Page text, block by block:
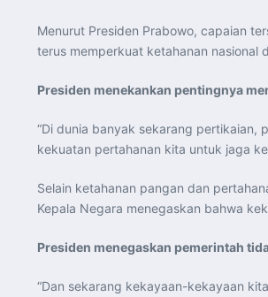
Menurut Presiden Prabowo, capaian
terus memperkuat ketahanan nasional
Presiden menekankan pentingnya
“Di dunia banyak sekarang pertikaian,
kekuatan pertahanan kita untuk jaga
Selain ketahanan pangan dan
Kepala Negara menegaskan bahwa
Presiden menegaskan pemerintah
“Dan sekarang kekayaan-kekayaan